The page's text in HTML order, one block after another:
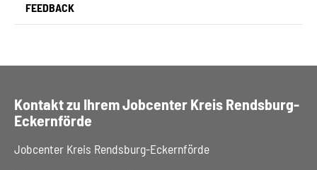
FEEDBACK
Kontakt zu Ihrem Jobcenter Kreis Rendsburg-
Eckernförde
Jobcenter Kreis Rendsburg-Eckernförde